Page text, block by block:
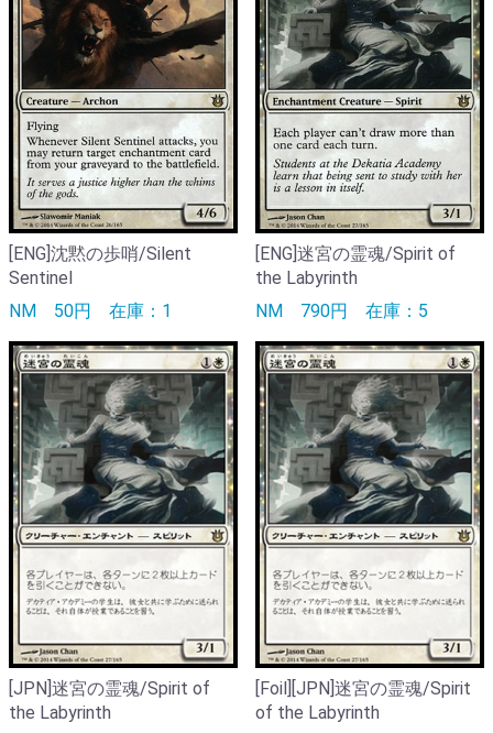
[ENG]沈黙の歩哨/Silent
Sentinel
NM 50円 在庫：1
[ENG]迷宮の霊魂/Spirit of
the Labyrinth
NM 790円 在庫：5
[JPN]迷宮の霊魂/Spirit of
the Labyrinth
[Foil][JPN]迷宮の霊魂/Spirit
of the Labyrinth